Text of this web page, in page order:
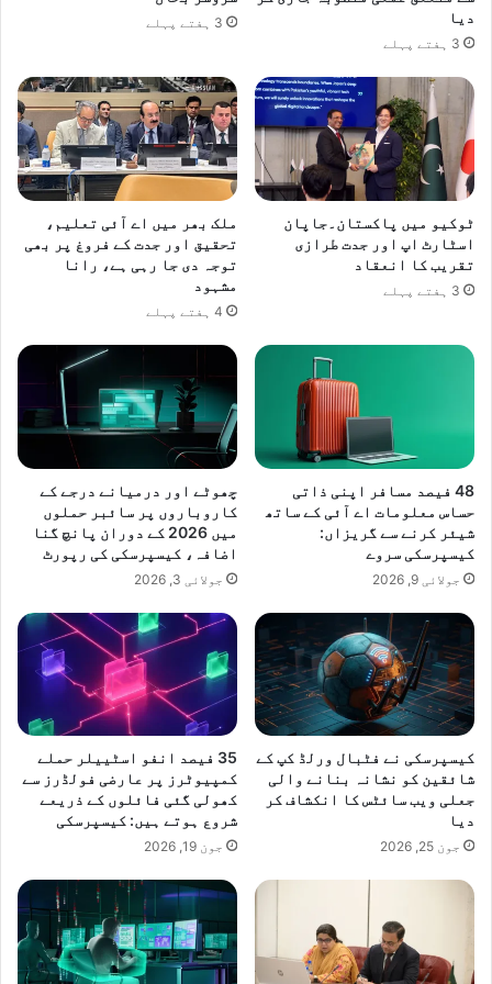
ے
،
ط
ا
ء
ل
ہ
ت
ا
ر
دیا
3 ہفتے پہلے
3 ہفتے پہلے
ٹوکیو میں پاکستان۔جاپان
اسٹارٹ اپ اور جدت طرازی
تقریب کا انعقاد
3 ہفتے پہلے
ملک بھر میں اے آئی تعلیم،
تحقیق اور جدت کے فروغ پر بھی
توجہ دی جا رہی ہے، رانا
مشہود
4 ہفتے پہلے
48 فیصد مسافر اپنی ذاتی
حساس معلومات اے آئی کے ساتھ
شیئر کرنے سے گریزاں:
کیسپرسکی سروے
جولائی 9, 2026
چھوٹے اور درمیانے درجے کے
کاروباروں پر سائبر حملوں
میں 2026 کے دوران پانچ گنا
اضافہ، کیسپرسکی کی رپورٹ
جولائی 3, 2026
کیسپرسکی نے فٹبال ورلڈ کپ کے
شائقین کو نشانہ بنانے والی
جعلی ویب سائٹس کا انکشاف کر
دیا
جون 25, 2026
35 فیصد انفو اسٹییلر حملے
کمپیوٹرز پر عارضی فولڈرز سے
کھولی گئی فائلوں کے ذریعے
شروع ہوتے ہیں: کیسپرسکی
جون 19, 2026